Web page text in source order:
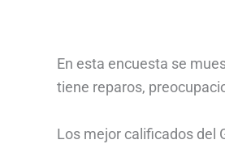
En esta encuesta se
tiene reparos,
Los mejor calificados del